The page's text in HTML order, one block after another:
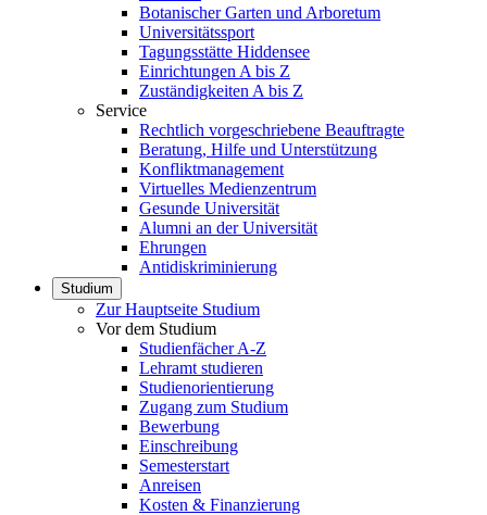
Botanischer Garten und Arboretum
Universitätssport
Tagungsstätte Hiddensee
Einrichtungen A bis Z
Zuständigkeiten A bis Z
Service
Rechtlich vorgeschriebene Beauftragte
Beratung, Hilfe und Unterstützung
Konfliktmanagement
Virtuelles Medienzentrum
Gesunde Universität
Alumni an der Universität
Ehrungen
Antidiskriminierung
Studium
Zur Hauptseite Studium
Vor dem Studium
Studienfächer A-Z
Lehramt studieren
Studienorientierung
Zugang zum Studium
Bewerbung
Einschreibung
Semesterstart
Anreisen
Kosten & Finanzierung